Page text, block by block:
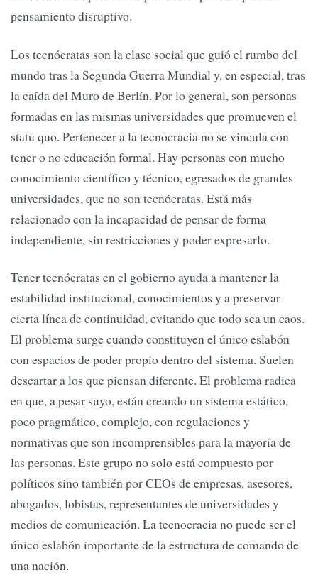
pensamiento disruptivo.
Los tecnócratas son la clase social que guió el rumbo del
mundo tras la Segunda Guerra Mundial y, en especial, tras
la caída del Muro de Berlín. Por lo general, son personas
formadas en las mismas universidades que promueven el
statu quo. Pertenecer a la tecnocracia no se vincula con
tener o no educación formal. Hay personas con mucho
conocimiento científico y técnico, egresados de grandes
universidades, que no son tecnócratas. Está más
relacionado con la incapacidad de pensar de forma
independiente, sin restricciones y poder expresarlo.
Tener tecnócratas en el gobierno ayuda a mantener la
estabilidad institucional, conocimientos y a preservar
cierta línea de continuidad, evitando que todo sea un caos.
El problema surge cuando constituyen el único eslabón
con espacios de poder propio dentro del sistema. Suelen
descartar a los que piensan diferente. El problema radica
en que, a pesar suyo, están creando un sistema estático,
poco pragmático, complejo, con regulaciones y
normativas que son incomprensibles para la mayoría de
las personas. Este grupo no solo está compuesto por
políticos sino también por CEOs de empresas, asesores,
abogados, lobistas, representantes de universidades y
medios de comunicación. La tecnocracia no puede ser el
único eslabón importante de la estructura de comando de
una nación.